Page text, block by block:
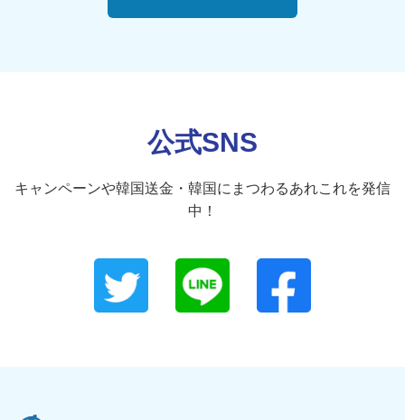
公式SNS
キャンペーンや韓国送金・韓国にまつわるあれこれを発信
中！